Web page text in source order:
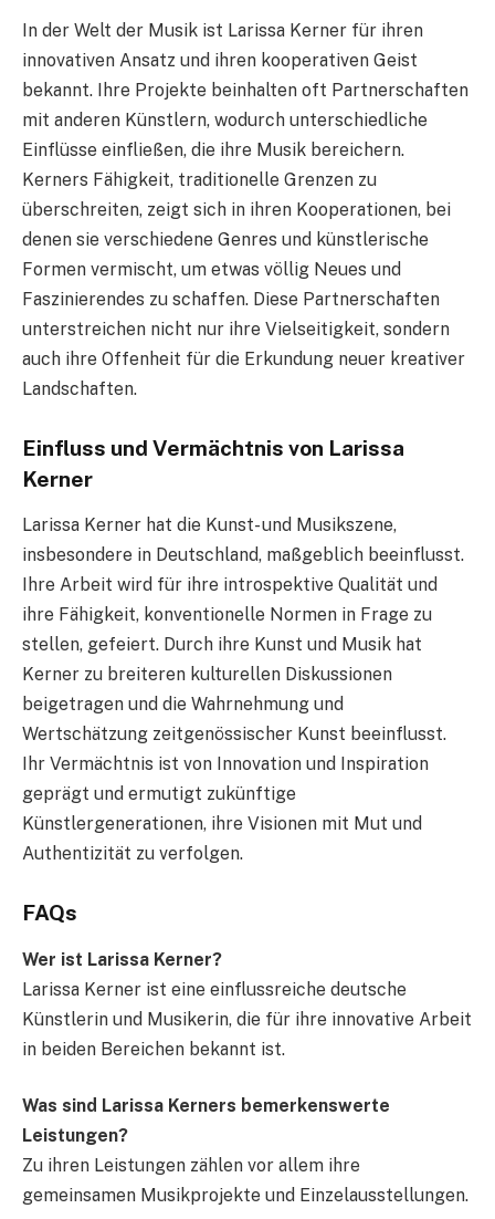
In der Welt der Musik ist Larissa Kerner für ihren
innovativen Ansatz und ihren kooperativen Geist
bekannt. Ihre Projekte beinhalten oft Partnerschaften
mit anderen Künstlern, wodurch unterschiedliche
Einflüsse einfließen, die ihre Musik bereichern.
Kerners Fähigkeit, traditionelle Grenzen zu
überschreiten, zeigt sich in ihren Kooperationen, bei
denen sie verschiedene Genres und künstlerische
Formen vermischt, um etwas völlig Neues und
Faszinierendes zu schaffen. Diese Partnerschaften
unterstreichen nicht nur ihre Vielseitigkeit, sondern
auch ihre Offenheit für die Erkundung neuer kreativer
Landschaften.
Einfluss und Vermächtnis von Larissa
Kerner
Larissa Kerner hat die Kunst- und Musikszene,
insbesondere in Deutschland, maßgeblich beeinflusst.
Ihre Arbeit wird für ihre introspektive Qualität und
ihre Fähigkeit, konventionelle Normen in Frage zu
stellen, gefeiert. Durch ihre Kunst und Musik hat
Kerner zu breiteren kulturellen Diskussionen
beigetragen und die Wahrnehmung und
Wertschätzung zeitgenössischer Kunst beeinflusst.
Ihr Vermächtnis ist von Innovation und Inspiration
geprägt und ermutigt zukünftige
Künstlergenerationen, ihre Visionen mit Mut und
Authentizität zu verfolgen.
FAQs
Wer ist Larissa Kerner?
Larissa Kerner ist eine einflussreiche deutsche
Künstlerin und Musikerin, die für ihre innovative Arbeit
in beiden Bereichen bekannt ist.
Was sind Larissa Kerners bemerkenswerte
Leistungen?
Zu ihren Leistungen zählen vor allem ihre
gemeinsamen Musikprojekte und Einzelausstellungen.